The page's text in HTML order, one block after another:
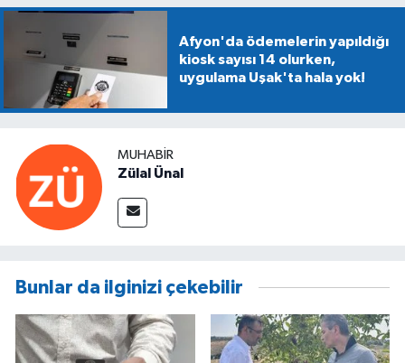
Afyon'da ödemelerin yapıldığı
kiosk sayısı 14 olurken,
uygulama Uşak'ta hala yok!
MUHABIR
Zülal Ünal
Bunlar da ilginizi çekebilir